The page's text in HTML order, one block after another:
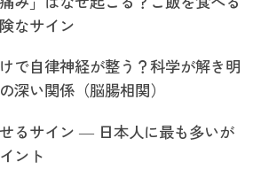
なサイン
で自律神経が整う？科学が解き明
深い関係（脳腸相関）
るサイン ― 日本人に最も多いが
ント